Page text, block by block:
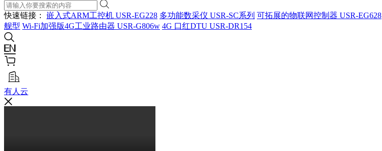
快速链接： 嵌入式ARM工控机 USR-EG228 多功能数采仪 USR-SC系列 可拓展的物联网控制器 USR-EG628
舰型 Wi-Fi加强版4G工业路由器 USR-G806w 4G 口红DTU USR-DR154
有人云